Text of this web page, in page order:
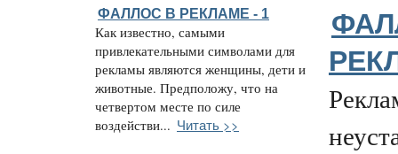
ФАЛЛОС В РЕКЛАМЕ - 1
Как известно, самыми
привлекательными символами для
рекламы являются женщины, дети и
животные. Предположу, что на
четвертом месте по силе
воздействи... Читать >>